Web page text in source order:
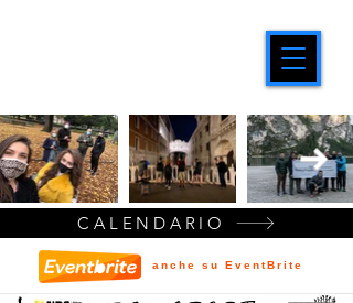
CALENDARIO
anche su EventBrite